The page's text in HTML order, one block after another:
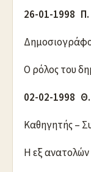
26-01-1998
Ο ρόλος του
02-02-1998 Θ.
Καθηγητής –
Η εξ ανατολών